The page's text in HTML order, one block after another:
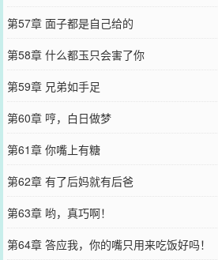
第57章 面子都是自己给的
第58章 什么都玉只会害了你
第59章 兄弟如手足
第60章 哼，白日做梦
第61章 你嘴上有糖
第62章 有了后妈就有后爸
第63章 哟，真巧啊！
第64章 答应我，你的嘴只用来吃饭好吗！